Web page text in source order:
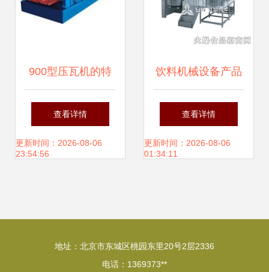
900型压瓦机的特
点及用途详解
查看详情
更新时间：2026-08-06
23:54:56
饮料机械设备产品
库 推动饮品行业迈
向高效与创新
查看详情
更新时间：2026-08-06
01:34:11
地址：北京市东城区桃园东里20号2层2336
电话：1369373**